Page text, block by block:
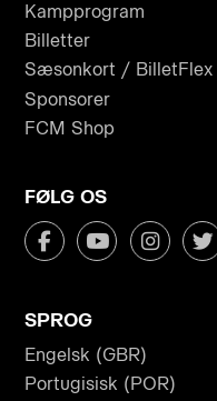
Kampprogram
Billetter
Sæsonkort / BilletFlex
Sponsorer
FCM Shop
FØLG OS
SPROG
Engelsk (GBR)
Portugisisk (POR)